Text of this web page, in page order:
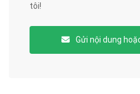
tôi!
Gửi nội dung